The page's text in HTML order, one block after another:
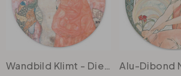
Wandbild Klimt - Die Freundinnen - Alu-Dibond Rund